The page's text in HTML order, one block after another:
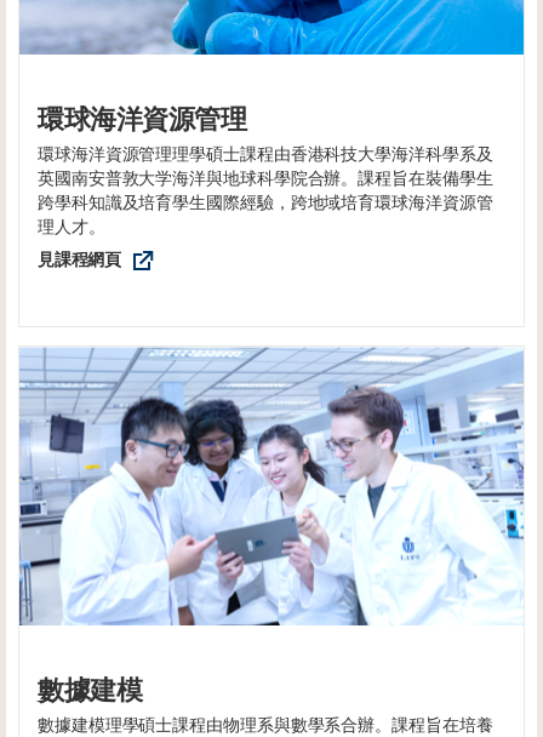
環球海洋資源管理
環球海洋資源管理理學碩士課程由香港科技大學海洋科學系及
英國南安普敦大学海洋與地球科學院合辦。課程旨在裝備學生
跨學科知識及培育學生國際經驗，跨地域培育環球海洋資源管
理人才。
見課程網頁
數據建模
數據建模理學碩士課程由物理系與數學系合辦。課程旨在培養